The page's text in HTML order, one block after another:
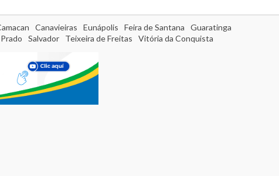
Canavieiras Eunápolis Feira de Santana
Guaratinga
Prado Salvador Teixeira de Freitas Vitória da Conquista